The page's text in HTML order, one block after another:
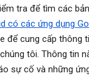
tra để tìm các
có các ứng dụng
để cung cấp thông
tôi. Thông tin
sự cố và những